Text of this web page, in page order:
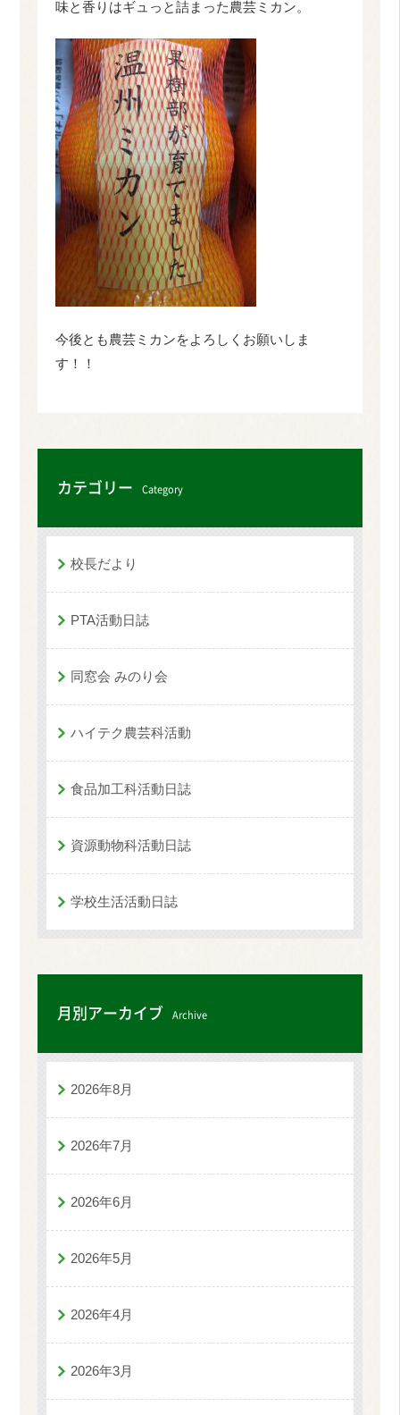
味と香りはギュっと詰まった農芸ミカン。
今後とも農芸ミカンをよろしくお願いしま
す！！
カテゴリー Category
校長だより
PTA活動日誌
同窓会 みのり会
ハイテク農芸科活動
食品加工科活動日誌
資源動物科活動日誌
学校生活活動日誌
月別アーカイブ Archive
2026年8月
2026年7月
2026年6月
2026年5月
2026年4月
2026年3月